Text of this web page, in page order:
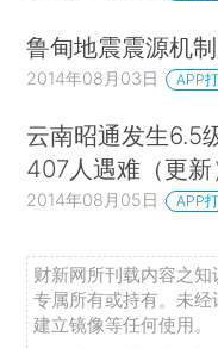
鲁甸地震震源机
2014年08月03日 APP
云南昭通发生6.5
407人遇难（更新
2014年08月05日 APP
财新网所刊载内容之
专属所有或持有。未
建立镜像等任何使用。